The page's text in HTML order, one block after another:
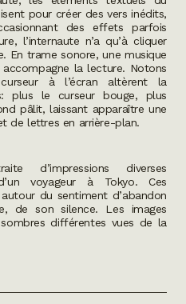
pour créer des vers inédits,
des effets parfois
l’internaute n’a qu’à cliquer
En trame sonore, une musique
la lecture. Notons
à l’écran altèrent la
plus le curseur bouge, plus
pâlit, laissant apparaître une
de lettres en arrière-plan.
d’impressions diverses
voyageur à Tokyo. Ces
du sentiment d’abandon
de son silence. Les images
différentes vues de la